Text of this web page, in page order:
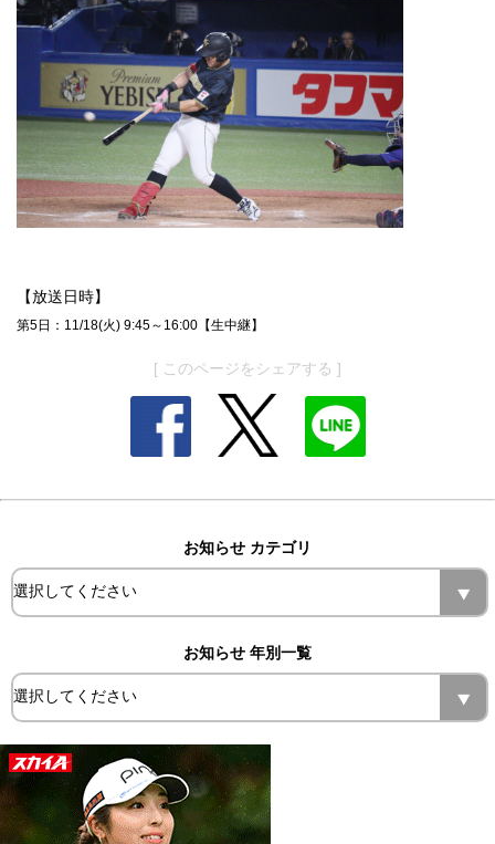
【放送日時】
第5日：11/18(火) 9:45～16:00【生中継】
[ このページをシェアする ]
お知らせ カテゴリ
お知らせ 年別一覧